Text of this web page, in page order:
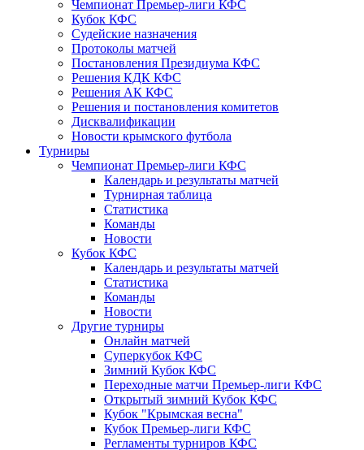
Чемпионат Премьер-лиги КФС
Кубок КФС
Судейские назначения
Протоколы матчей
Постановления Президиума КФС
Решения КДК КФС
Решения АК КФС
Решения и постановления комитетов
Дисквалификации
Новости крымского футбола
Турниры
Чемпионат Премьер-лиги КФС
Календарь и результаты матчей
Турнирная таблица
Статистика
Команды
Новости
Кубок КФС
Календарь и результаты матчей
Статистика
Команды
Новости
Другие турниры
Онлайн матчей
Суперкубок КФС
Зимний Кубок КФС
Переходные матчи Премьер-лиги КФС
Открытый зимний Кубок КФС
Кубок "Крымская весна"
Кубок Премьер-лиги КФС
Регламенты турниров КФС